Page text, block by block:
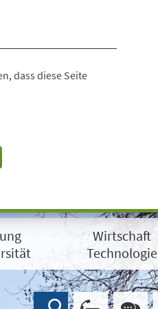
dass diese Seite
Wirtschaft
Technologie